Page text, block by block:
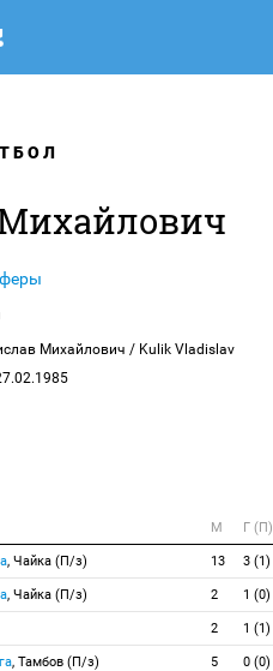
Михайлович / Kulik Vladislav
М Г (П)
, Чайка (П/з) 13 3 (1)
, Чайка (П/з) 2 1 (0)
2 1 (1)
, Тамбов (П/з) 5 0 (0)